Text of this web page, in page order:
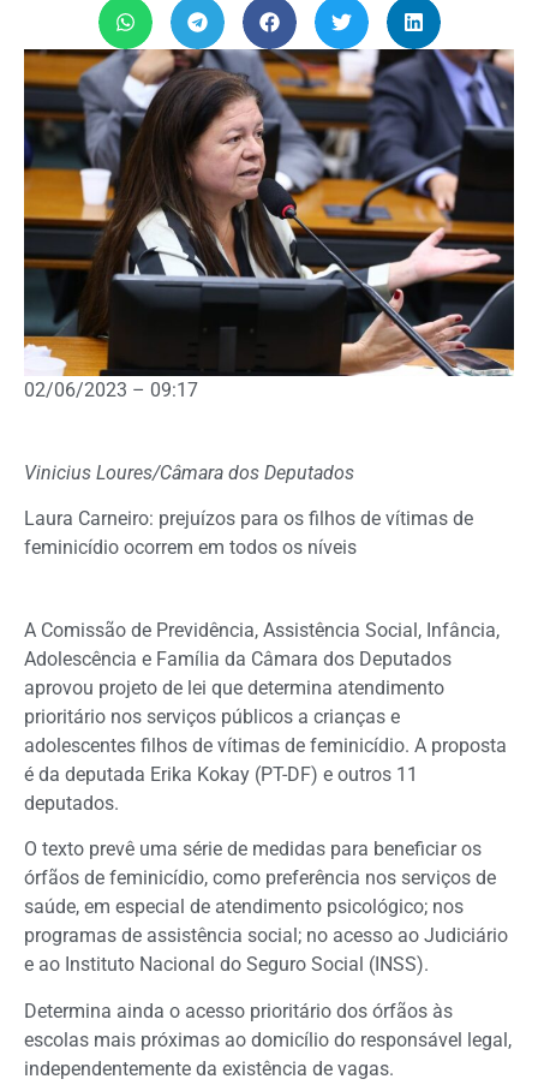
02/06/2023 – 09:17
Vinicius Loures/Câmara dos Deputados
Laura Carneiro: prejuízos para os filhos de vítimas de
feminicídio ocorrem em todos os níveis
A Comissão de Previdência, Assistência Social, Infância,
Adolescência e Família da Câmara dos Deputados
aprovou projeto de lei que determina atendimento
prioritário nos serviços públicos a crianças e
adolescentes filhos de vítimas de feminicídio. A proposta
é da deputada Erika Kokay (PT-DF) e outros 11
deputados.
O texto prevê uma série de medidas para beneficiar os
órfãos de feminicídio, como preferência nos serviços de
saúde, em especial de atendimento psicológico; nos
programas de assistência social; no acesso ao Judiciário
e ao Instituto Nacional do Seguro Social (INSS).
Determina ainda o acesso prioritário dos órfãos às
escolas mais próximas ao domicílio do responsável legal,
independentemente da existência de vagas.